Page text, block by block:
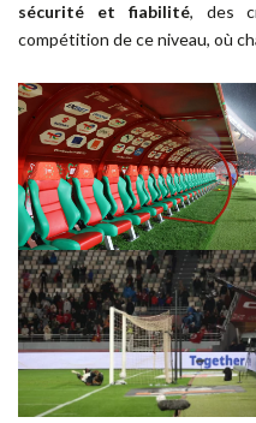
sécurité et fiabilité, des
compétition de ce niveau, où